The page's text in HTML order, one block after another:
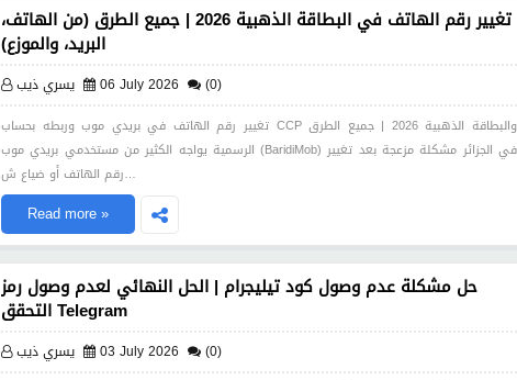
تغيير رقم الهاتف في البطاقة الذهبية 2026 | جميع الطرق (من الهاتف،
البريد، والموزع)
يسري ذيب 06 July 2026 (0)
تغيير رقم الهاتف في بريدي موب وربطه بحساب CCP والبطاقة الذهبية 2026 | جميع الطرق
الرسمية يواجه الكثير من مستخدمي بريدي موب (BaridiMob) في الجزائر مشكلة مزعجة بعد تغيير
رقم الهاتف أو ضياع ش…
Read more »
حل مشكلة عدم وصول كود تيليجرام | الحل النهائي لعدم وصول رمز
التحقق Telegram
يسري ذيب 03 July 2026 (0)